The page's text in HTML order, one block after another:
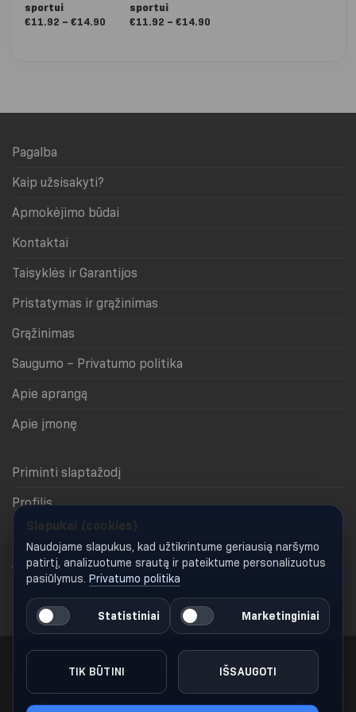
sportui
€11.92 – €14.90
sportui
€11.92 – €14.90
Pagalba
Kaip užsisakyti?
Apmokėjimo būdai
Kontaktai
Taisyklės ir Garantijos
Pristatymas ir grąžinimas
Grąžinimas
Saugumo – Privatumo politika
Apie aprangą
Apie įmonę
Priminti slaptažodį
Profilis
Krepšelis
Apmokėjimas
Keisti slapukų nustatymus
Visos teisės saugomos 2026 ©Gymglamour.lt
Slapukai (cookies)
Naudojame slapukus, kad užtikrintume geriausią naršymo
patirtį, analizuotume srautą ir pateiktume personalizuotus
pasiūlymus. Privatumo politika
Statistiniai Marketinginiai
TIK BŪTINI IŠSAUGOTI